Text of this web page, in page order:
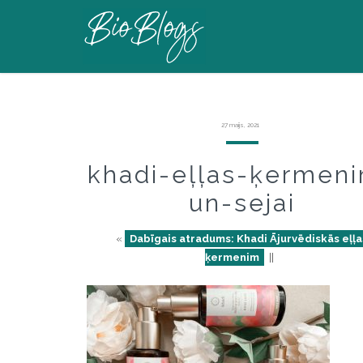
27 maijs, 2021
khadi-eļļas-
un-sejai
«
Dabīgais atradums: Khadi Ājurvēdiskās
ķermenim